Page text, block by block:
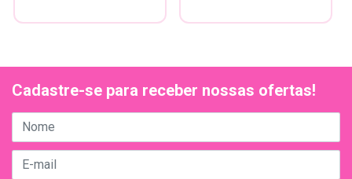
Cadastre-se para receber nossas ofertas!